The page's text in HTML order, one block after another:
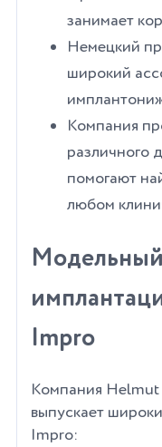
занимает
Немецкий
широкий
Компания
различного
помогают
любом
Impro
Компания
выпускает
Impro: